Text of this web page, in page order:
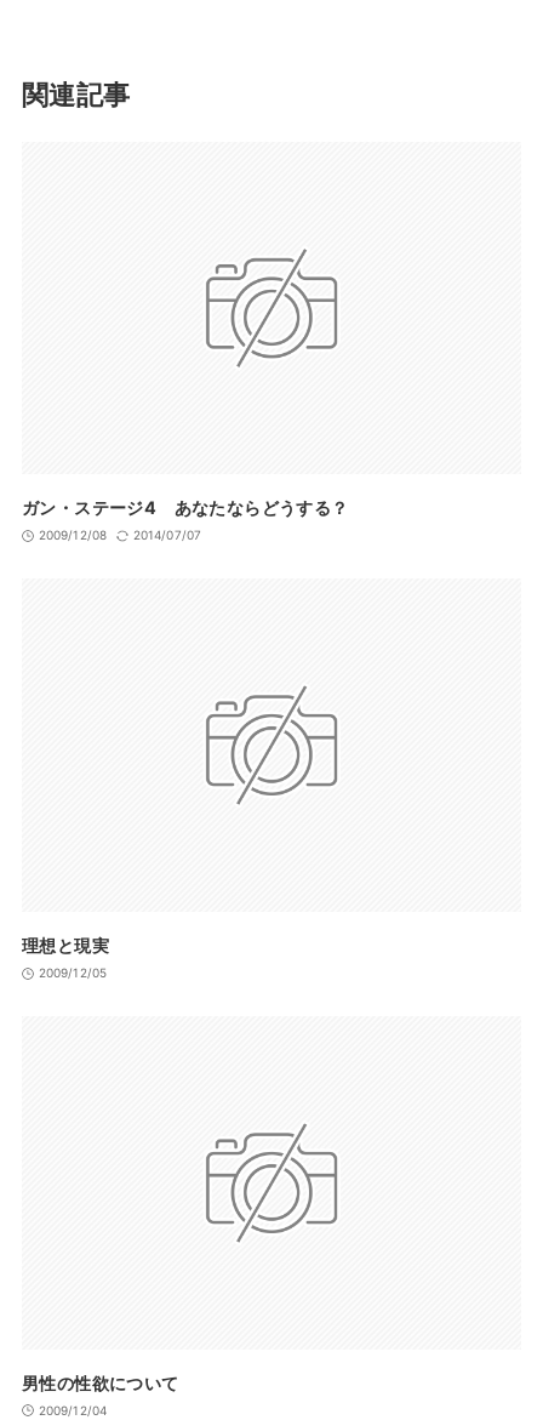
関連記事
ガン・ステージ4 あなたならどうする？
2009/12/08 2014/07/07
理想と現実
2009/12/05
男性の性欲について
2009/12/04